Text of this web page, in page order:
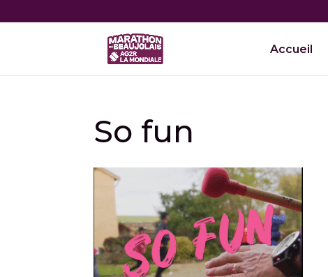
Accueil
So fun